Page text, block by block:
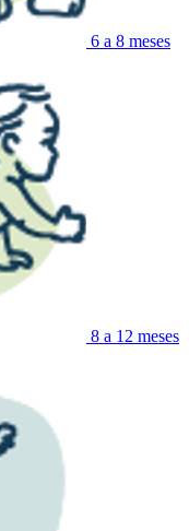
6 a 8 meses
8 a 12 meses